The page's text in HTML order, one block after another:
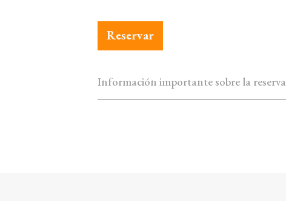
Julio Lavallén - Paisaje de rio cantidad
Reservar
Información importante sobre la reserva